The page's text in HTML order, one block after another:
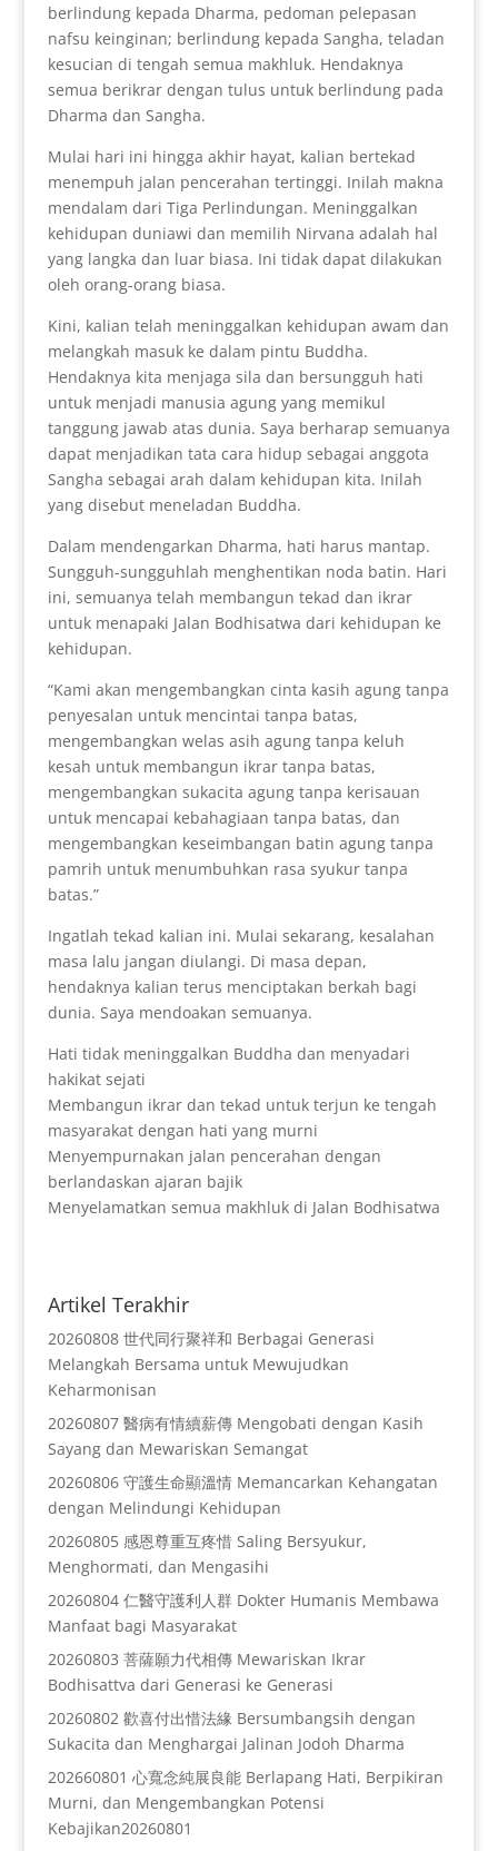
berlindung kepada Dharma, pedoman pelepasan
nafsu keinginan; berlindung kepada Sangha, teladan
kesucian di tengah semua makhluk. Hendaknya
semua berikrar dengan tulus untuk berlindung pada
Dharma dan Sangha.
Mulai hari ini hingga akhir hayat, kalian bertekad
menempuh jalan pencerahan tertinggi. Inilah makna
mendalam dari Tiga Perlindungan. Meninggalkan
kehidupan duniawi dan memilih Nirvana adalah hal
yang langka dan luar biasa. Ini tidak dapat dilakukan
oleh orang-orang biasa.
Kini, kalian telah meninggalkan kehidupan awam dan
melangkah masuk ke dalam pintu Buddha.
Hendaknya kita menjaga sila dan bersungguh hati
untuk menjadi manusia agung yang memikul
tanggung jawab atas dunia. Saya berharap semuanya
dapat menjadikan tata cara hidup sebagai anggota
Sangha sebagai arah dalam kehidupan kita. Inilah
yang disebut meneladan Buddha.
Dalam mendengarkan Dharma, hati harus mantap.
Sungguh-sungguhlah menghentikan noda batin. Hari
ini, semuanya telah membangun tekad dan ikrar
untuk menapaki Jalan Bodhisatwa dari kehidupan ke
kehidupan.
“Kami akan mengembangkan cinta kasih agung tanpa
penyesalan untuk mencintai tanpa batas,
mengembangkan welas asih agung tanpa keluh
kesah untuk membangun ikrar tanpa batas,
mengembangkan sukacita agung tanpa kerisauan
untuk mencapai kebahagiaan tanpa batas, dan
mengembangkan keseimbangan batin agung tanpa
pamrih untuk menumbuhkan rasa syukur tanpa
batas.”
Ingatlah tekad kalian ini. Mulai sekarang, kesalahan
masa lalu jangan diulangi. Di masa depan,
hendaknya kalian terus menciptakan berkah bagi
dunia. Saya mendoakan semuanya.
Hati tidak meninggalkan Buddha dan menyadari
hakikat sejati
Membangun ikrar dan tekad untuk terjun ke tengah
masyarakat dengan hati yang murni
Menyempurnakan jalan pencerahan dengan
berlandaskan ajaran bajik
Menyelamatkan semua makhluk di Jalan Bodhisatwa
Artikel Terakhir
20260808 世代同行聚祥和 Berbagai Generasi
Melangkah Bersama untuk Mewujudkan
Keharmonisan
20260807 醫病有情續薪傳 Mengobati dengan Kasih
Sayang dan Mewariskan Semangat
20260806 守護生命顯溫情 Memancarkan Kehangatan
dengan Melindungi Kehidupan
20260805 感恩尊重互疼惜 Saling Bersyukur,
Menghormati, dan Mengasihi
20260804 仁醫守護利人群 Dokter Humanis Membawa
Manfaat bagi Masyarakat
20260803 菩薩願力代相傳 Mewariskan Ikrar
Bodhisattva dari Generasi ke Generasi
20260802 歡喜付出惜法緣 Bersumbangsih dengan
Sukacita dan Menghargai Jalinan Jodoh Dharma
202660801 心寬念純展良能 Berlapang Hati, Berpikiran
Murni, dan Mengembangkan Potensi
Kebajikan20260801